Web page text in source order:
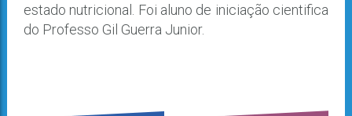
estado nutricional. Foi aluno de iniciação cientifica
do Professo Gil Guerra Junior.